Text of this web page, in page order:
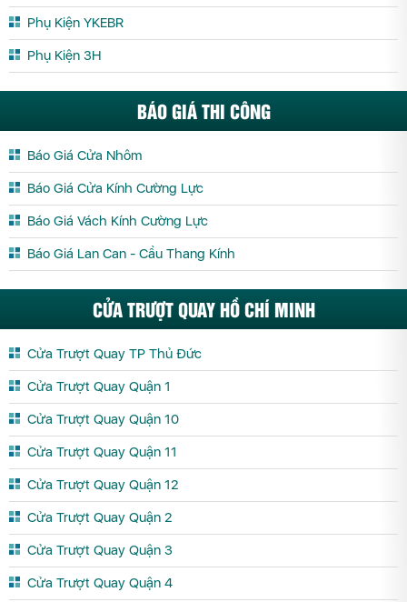
Phụ Kiện YKEBR
Phụ Kiện 3H
BÁO GIÁ THI CÔNG
Báo Giá Cửa Nhôm
Báo Giá Cửa Kính Cường Lực
Báo Giá Vách Kính Cường Lực
Báo Giá Lan Can - Cầu Thang Kính
CỬA TRƯỢT QUAY HỒ CHÍ MINH
Cửa Trượt Quay TP Thủ Đức
Cửa Trượt Quay Quận 1
Cửa Trượt Quay Quận 10
Cửa Trượt Quay Quận 11
Cửa Trượt Quay Quận 12
Cửa Trượt Quay Quận 2
Cửa Trượt Quay Quận 3
Cửa Trượt Quay Quận 4